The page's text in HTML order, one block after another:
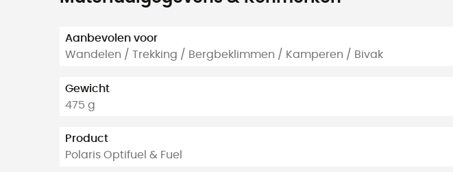
Aanbevolen voor
Wandelen / Trekking / Bergbeklimmen / Kamperen / Bivak
Gewicht
475 g
Product
Polaris Optifuel & Fuel